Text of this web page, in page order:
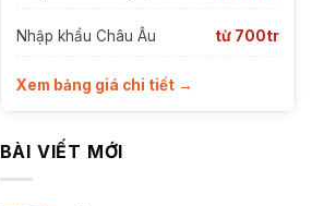
Nhập khẩu Châu Âu từ 700tr
Xem bảng giá chi tiết →
BÀI VIẾT MỚI